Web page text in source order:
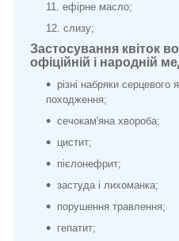
ефірне масло;
слизу;
Застосування квіток
офіційній і народній
різні набряки серцевого
походження;
сечокам'яна хвороба;
цистит;
пієлонефрит;
застуда і лихоманка;
порушення травлення;
гепатит;